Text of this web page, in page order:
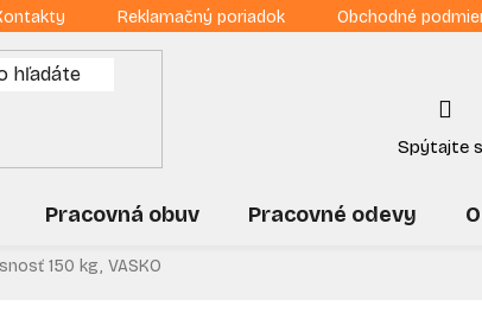
Reklamačný poriadok Obchodné
Pracovná obuv Pracovné odevy
150 kg, VASKO